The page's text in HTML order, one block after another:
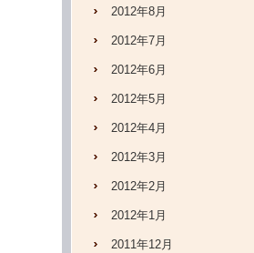
2012年8月
2012年7月
2012年6月
2012年5月
2012年4月
2012年3月
2012年2月
2012年1月
2011年12月